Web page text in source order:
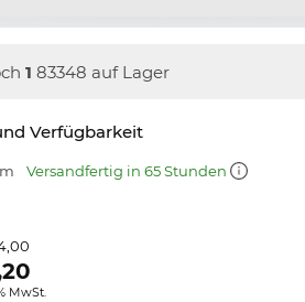
1 83348 auf Lager
Verfügbarkeit
Versandfertig in 65 Stunden
MwSt.